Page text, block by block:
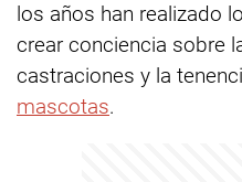
los años han realizado
crear conciencia sobre
castraciones y la
mascotas.